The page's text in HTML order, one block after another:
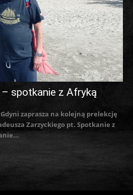
spotkanie z Afryką
zaprasza na kolejną prelekcję
Zarzyckiego pt. Spotkanie z